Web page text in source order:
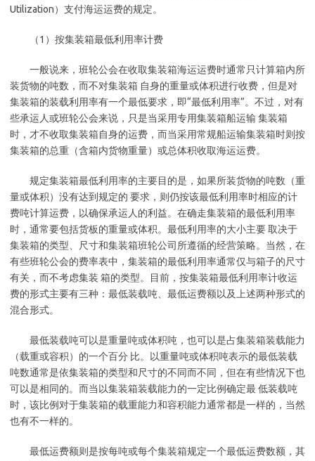
Utilization）支付海运运费的规定。
（1）按集装箱最低利用率计费
一般说来，班轮公会在收取集装箱海运运费时通常只计算箱内所
装货物的吨数，而不对集装箱 自身的重量或体积进行收费，但是对
集装箱的装载利用率有一个最低要求，即“最低利用率”。不过，对有
些承运人或班轮公会来说，只是当采用专用集装箱船运输 集装箱
时，才不收取集装箱自身的运费，而当采用常规船运输集装箱时则按
集装箱的总重（含箱内货物重量）或总体积收取海运运费。
规定集装箱最低利用率的主要目的是，如果所装货物的吨数（重
量或体积）没有达到规定的 要求，则仍按该最低利用率时相应的计
费吨计算运费，以确保承运人的利益。在确走集装箱的最低利用率
时，通常要包括货板的重量或体积。最低利用率的大小主要 取决于
集装箱的类型、尺寸和集装箱班轮公司所遵循的经营策略。当然，在
有些班轮公会的费率表中，集装箱的最低利用率通常仅与箱子的尺寸
有关，而不考虑集装 箱的类型。目前，按集装箱最低利用率计收运
费的形式主要有三种：最低装载吨、最低运费额以及上述两种形式的
混合形式。
最低装载吨可以是重量吨或体积吨，也可以是占集装箱装载能力
（载重或容积）的一个百分 比。以重量吨或体积吨表示的最低装载
吨数通常是依集装箱的类型和尺寸的不同而不同，但在有些情况下也
可以是相同的。而当以集装箱装载能力的一定比例确定最 低装载吨
时，该比例对于集装箱的载重能力和容积能力通常都是一样的，当然
也有不一样的。
最低运费额则是按每吨或每个集装箱规定一个最低运费数额，其